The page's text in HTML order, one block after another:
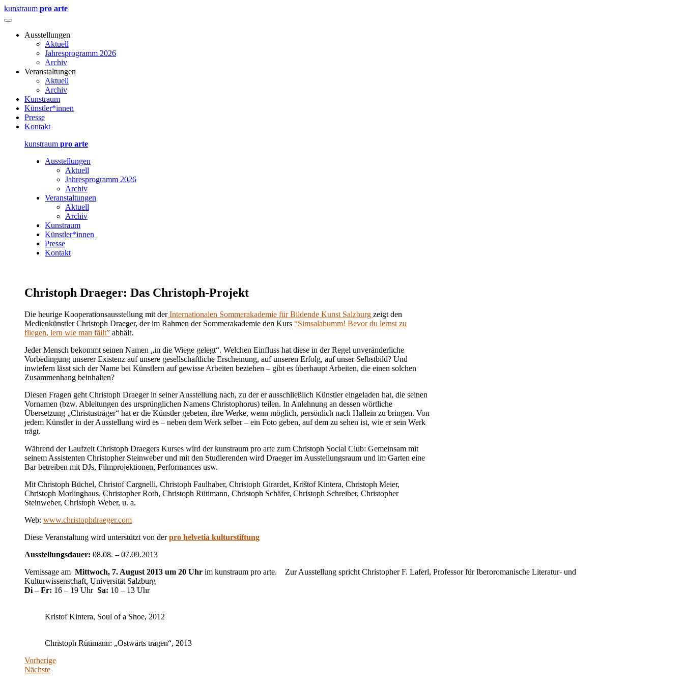
kunstraum pro arte
Ausstellungen
Aktuell
Jahresprogramm 2026
Archiv
Veranstaltungen
Aktuell
Archiv
Kunstraum
Künstler*innen
Presse
Kontakt
kunstraum pro arte
Ausstellungen
Aktuell
Jahresprogramm 2026
Archiv
Veranstaltungen
Aktuell
Archiv
Kunstraum
Künstler*innen
Presse
Kontakt
Christoph Draeger: Das Christoph-Projekt
Die heurige Kooperationsausstellung mit derInternationalen Sommerakademie für Bildende Kunst Salzburg zeigt den
Medienkünstler Christoph Draeger, der im Rahmen der Sommerakademie den Kurs “Simsalabumm! Bevor du lernst zu
fliegen, lern wie man fällt” abhält.
Jeder Mensch bekommt seinen Namen „in die Wiege gelegt“. Welchen Einfluss hat diese in der Regel unveränderliche
Vorbedingung unserer Existenz auf unsere gesellschaftliche Erscheinung, auf unseren Erfolg, auf unser Selbstbild? Und
inwiefern lässt sich der Name bei Künstlern auf gewisse Arbeiten beziehen – gibt es überhaupt Arbeiten, die einen solchen
Zusammenhang beinhalten?
Diesen Fragen geht Christoph Draeger in seiner Ausstellung nach, zu der er ausschließlich Künstler eingeladen hat, die seinen
Vornamen (bzw. Ableitungen des ursprünglichen Namens Christophorus) teilen. In Anlehnung an dessen wörtliche
Übersetzung „Christusträger“ hat er die Künstler gebeten, ihre Werke, wenn möglich, persönlich nach Hallein zu bringen. Von
jedem Künstler in der Ausstellung wird es – neben dem Werk selber – ein Foto geben, auf dem zu sehen ist, wie er sein Werk
trägt.
Während der Laufzeit Christoph Draegers Kurses wird der kunstraum pro arte zum Christoph Social Club: Gemeinsam mit
seinem Assistenten Christopher Steinweber und mit den Studierenden wird Draeger im Ausstellungsraum und im Garten eine
Bar betreiben mit DJs, Filmprojektionen, Performances usw.
Mit Christoph Büchel, Christof Cargnelli, Christoph Faulhaber, Christoph Girardet, Krištof Kintera, Christoph Meier,
Christoph Morlinghaus, Christopher Roth, Christoph Rütimann, Christoph Schäfer, Christoph Schreiber, Christopher
Steinweber, Christoph Weber, u. a.
Web: www.christophdraeger.com
Diese Veranstaltung wird unterstützt von derpro helvetia kulturstiftung
Ausstellungsdauer: 08.08. – 07.09.2013
Vernissage am Mittwoch, 7. August 2013 um 20 Uhr im kunstraum pro arte. Zur Ausstellung spricht Christopher F. Laferl, Professor für Iberoromanische Literatur- und
Kulturwissenschaft, Universität Salzburg
Di – Fr: 16 – 19 Uhr Sa: 10 – 13 Uhr
Kristof Kintera, Soul of a Shoe, 2012
Christoph Rütimann: „Ostwärts tragen“, 2013
Vorherige
Nächste